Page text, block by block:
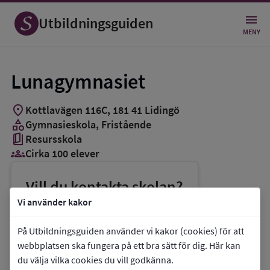
Vi använder kakor
På Utbildningsguiden använder vi kakor (cookies) för att
webbplatsen ska fungera på ett bra sätt för dig. Här kan
du välja vilka cookies du vill godkänna.
Utbildningsguiden MENY
Lunagymnasiet
location_on Kottlavägen 116C, 18141 Lidingö
categoryGymnasieskola, Fristående
book_5 Resursskola
groups_3Cirka 100 elever
Vill du kontakta skolan?
phoneTelefon:010-1401250
mailE-post:lunagymnasiet@up.se
link Webbplats:Lunagymnasiet